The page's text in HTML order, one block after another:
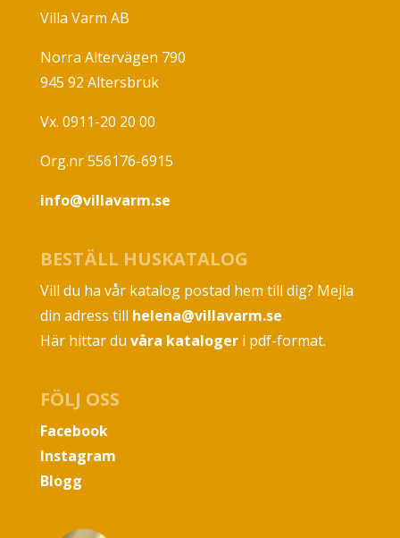
Villa Varm AB
Norra Altervägen 790
945 92 Altersbruk
Vx. 0911-20 20 00
Org.nr 556176-6915
info@villavarm.se
BESTÄLL HUSKATALOG
Vill du ha vår katalog postad hem till dig? Mejla
din adress till helena@villavarm.se
Här hittar du våra katalogeri pdf-format.
FÖLJ OSS
Facebook
Instagram
Blogg